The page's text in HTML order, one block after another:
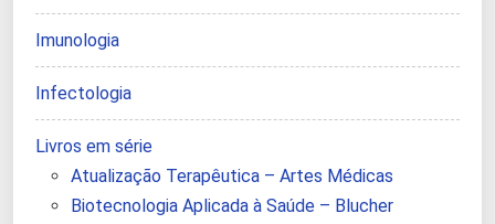
Imunologia
Infectologia
Livros em série
Atualização Terapêutica – Artes Médicas
Biotecnologia Aplicada à Saúde – Blucher